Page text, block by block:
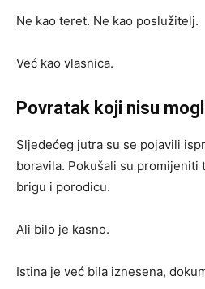
Ne kao teret. Ne kao poslužitelj.
Već kao vlasnica.
Povratak koji nisu
Sljedećeg jutra su se pojavili
boravila. Pokušali su promijeniti
brigu i porodicu.
Ali bilo je kasno.
Istina je već bila iznesena,